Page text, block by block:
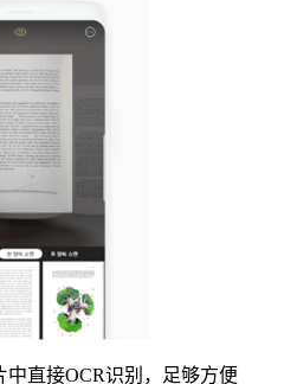
直接OCR识别，足够方便